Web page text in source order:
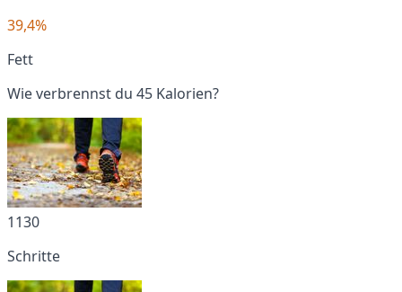
39,4%
Fett
Wie verbrennst du 45 Kalorien?
1130
Schritte